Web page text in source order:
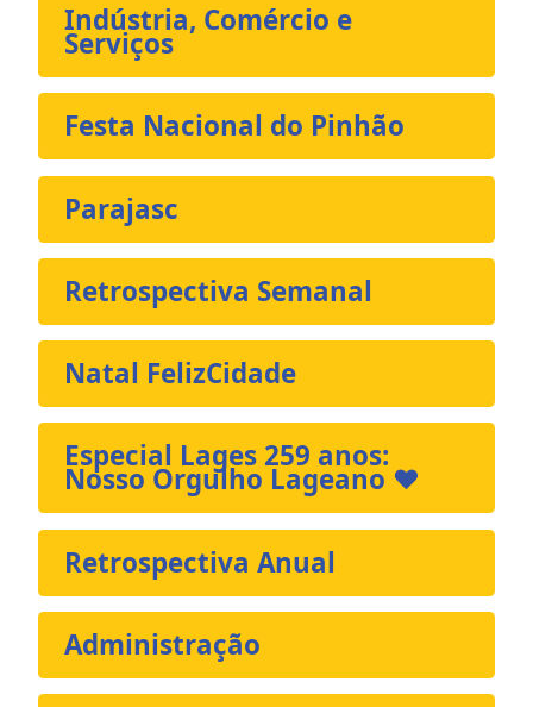
Indústria, Comércio e
Serviços
Festa Nacional do Pinhão
Parajasc
Retrospectiva Semanal
Natal FelizCidade
Especial Lages 259 anos:
Nosso Orgulho Lageano ❤️
Retrospectiva Anual
Administração